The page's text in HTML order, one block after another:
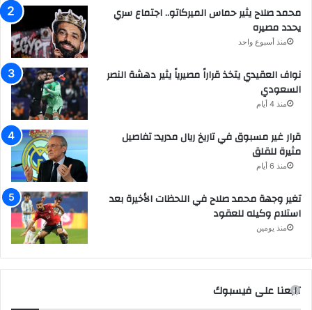
محمد صلاح يثير حماس الميركاتو.. اجتماع سري
يحدد مصيره
منذ أسبوع واحد
نواف العقيدي يتخذ قراراً مصيرياً يثير دهشة النصر
السعودي
منذ 4 أيام
قرار غير مسبوق في تاريخ ريال مدريد: تفاصيل
مثيرة للقلق
منذ 6 أيام
تغير وجهة محمد صلاح في اللحظات الأخيرة بعد
استلام وكيله للعقود
منذ يومين
تابعنا على فيسبوك